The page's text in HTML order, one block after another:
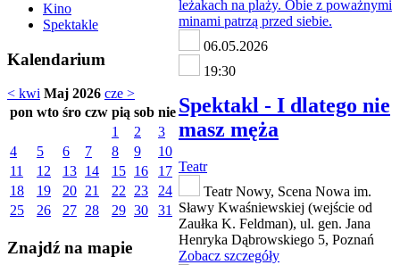
Kino
Spektakle
Kalendarium
< kwi Maj 2026 cze >
pon wto śro czw pią sob nie
1
2
3
4
5 6 7 8 9
10
11
12 13 14 15 16
17
18
19 20 21 22 23
24
25
26 27 28 29 30 31
Znajdź na mapie
06.05.2026
19:30
Spektakl - I dlatego nie
masz męża
Teatr
Teatr Nowy, Scena Nowa im.
Sławy Kwaśniewskiej (wejście od
Zaułka K. Feldman), ul. gen. Jana
Henryka Dąbrowskiego 5, Poznań
Zobacz szczegóły